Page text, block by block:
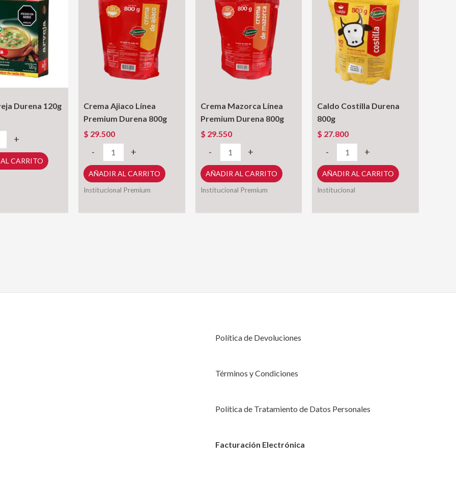
Durena 120g
+
CARRITO
Crema Ajiaco Línea
Premium Durena 800g
$ 29.500
-
Ajiaco
Línea
Premium
800g
+
AÑADIR AL CARRITO
Institucional Premium
Crema Mazorca Línea
Premium Durena 800g
$ 29.550
-
Mazorca
Línea
Premium
800g
+
AÑADIR AL CARRITO
Institucional Premium
Caldo Costilla Durena
800g
$ 27.800
-
Costilla
Durena
800g
+
AÑADIR AL CARRITO
Institucional
Política de Devoluciones
Términos y Condiciones
Política de Tratamiento de Datos Personales
Facturación Electrónica